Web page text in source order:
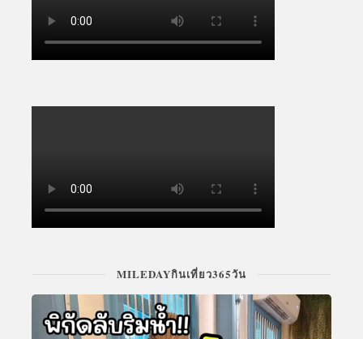
MILEDAYกินเที่ยว365วัน